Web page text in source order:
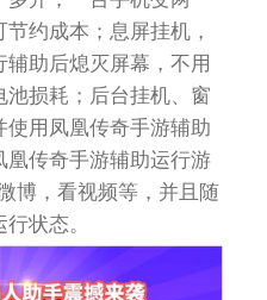
约成本；息屏挂机，
助后熄灭屏幕，不用
损耗；后台挂机、窗
用凤凰传奇手游辅助
传奇手游辅助运行游
博，看视频等，并且随
状态。